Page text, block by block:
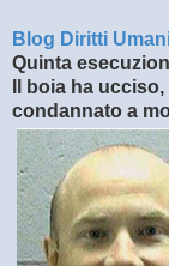
Blog Diritti
Quinta
Il boia ha
condannato a